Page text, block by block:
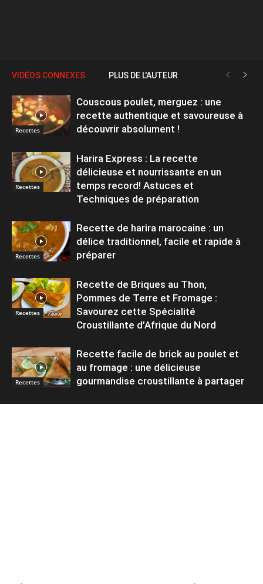
VIDÉOS CONNEXES PLUS DE L'AUTEUR
Recettes
Couscous poulet, merguez : une
recette authentique et savoureuse à
découvrir absolument !
Recettes
Harira Express : La recette
délicieuse et nourrissante en un
temps record! Astuces et
Techniques de préparation
Recettes
Recette de harira marocaine : un
délice traditionnel, facile et rapide à
préparer
Recettes
Recette de Briques au Thon,
Pommes de Terre et Fromage :
Savourez cette Spécialité
Croustillante d’Afrique du Nord
Recettes
Recette facile de brick au poulet et
au fromage : une délicieuse
gourmandise croustillante à partager